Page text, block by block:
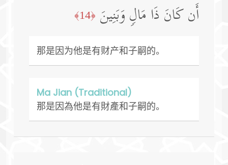
أَن كَانَ ذَا مَالࣲ وَبَنِینَ ﴿14﴾
那是因为他是有财产和子嗣的。
Ma Jian (Traditional)
那是因為他是有財產和子嗣的。